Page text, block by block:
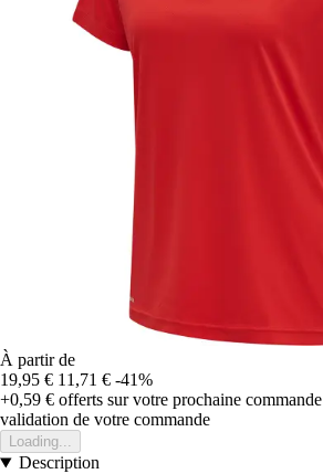
À partir de
19,95 € 11,71 € -41%
+0,59 € offerts sur votre prochaine commande
validation de votre commande
Loading...
Description